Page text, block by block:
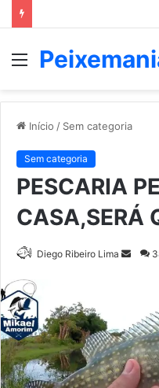
Menu
Início / Sem categoria
Sem categoria
PESCARIA
CASA,SERÁ
Diego Ribeiro Lima